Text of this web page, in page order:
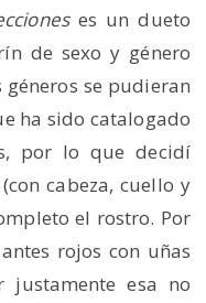
es un dueto
de sexo y género
se pudieran
ha sido catalogado
por lo que decidí
cabeza, cuello y
el rostro. Por
rojos con uñas
justamente esa no